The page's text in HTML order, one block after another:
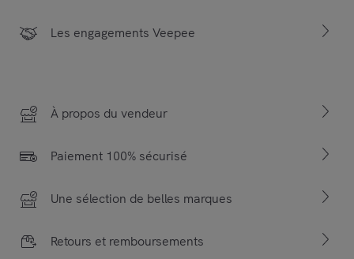
Les engagements Veepee
À propos du vendeur
Paiement 100% sécurisé
Une sélection de belles marques
Retours et remboursements